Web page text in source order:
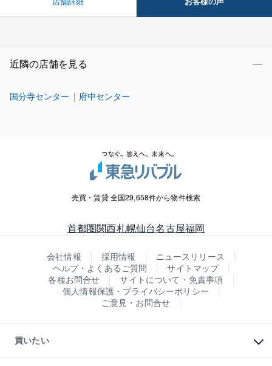
近隣の店舗を見る
国分寺センター 府中センター
売買・賃貸 全国29,658件から物件検索
首都圏関西札幌仙台名古屋福岡
会社情報 採用情報
ニュースリリース
ヘルプ・よくあるご質問
サイトマップ
各種お問合せ
サイトについて・免責事項
個人情報保護・プライバシーポリシー
ご意見・お問合せ
買いたい